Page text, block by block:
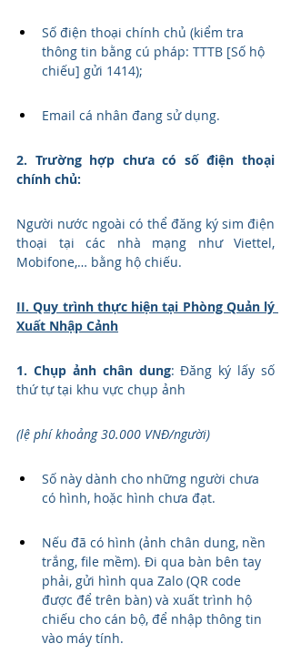
Số điện thoại chính chủ (kiểm tra
thông tin bằng cú pháp: TTTB [Số hộ
chiếu] gửi 1414);
Email cá nhân đang sử dụng.
2. Trường hợp chưa có số điện thoại
chính chủ:
Người nước ngoài có thể đăng ký sim điện
thoại tại các nhà mạng như Viettel,
Mobifone,… bằng hộ chiếu.
II. Quy trình thực hiện tại Phòng Quản lý
Xuất Nhập Cảnh
1. Chụp ảnh chân dung: Đăng ký lấy số
thứ tự tại khu vực chụp ảnh
(lệ phí khoảng 30.000 VNĐ/người)
Số này dành cho những người chưa
có hình, hoặc hình chưa đạt.
Nếu đã có hình (ảnh chân dung, nền
trắng, file mềm). Đi qua bàn bên tay
phải, gửi hình qua Zalo (QR code
được để trên bàn) và xuất trình hộ
chiếu cho cán bộ, để nhập thông tin
vào máy tính.